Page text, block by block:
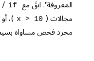
المعروفة". ابقَ مع
if
/
مجالات ( x > 10 )،
مجرد فحص مساواة بسيط